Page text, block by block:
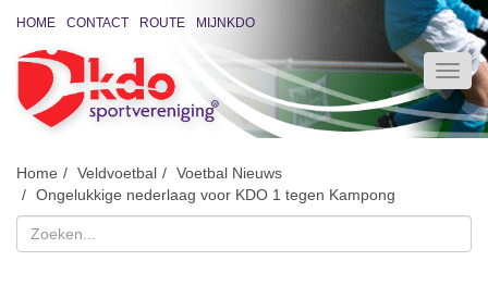
HOME CONTACT ROUTE MIJNKDO
Home Veldvoetbal
Voetbal Nieuws
Ongelukkige nederlaag voor KDO 1 tegen Kampong